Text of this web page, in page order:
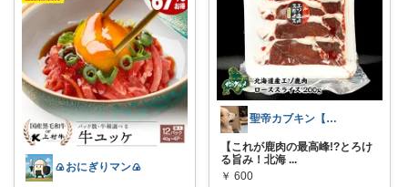
🍙おにぎりマン🍙
聖帝カブキン【北海道を推す者】
【これが鹿肉の最高峰!?とろけ
る旨み！北海 ...
￥ 600